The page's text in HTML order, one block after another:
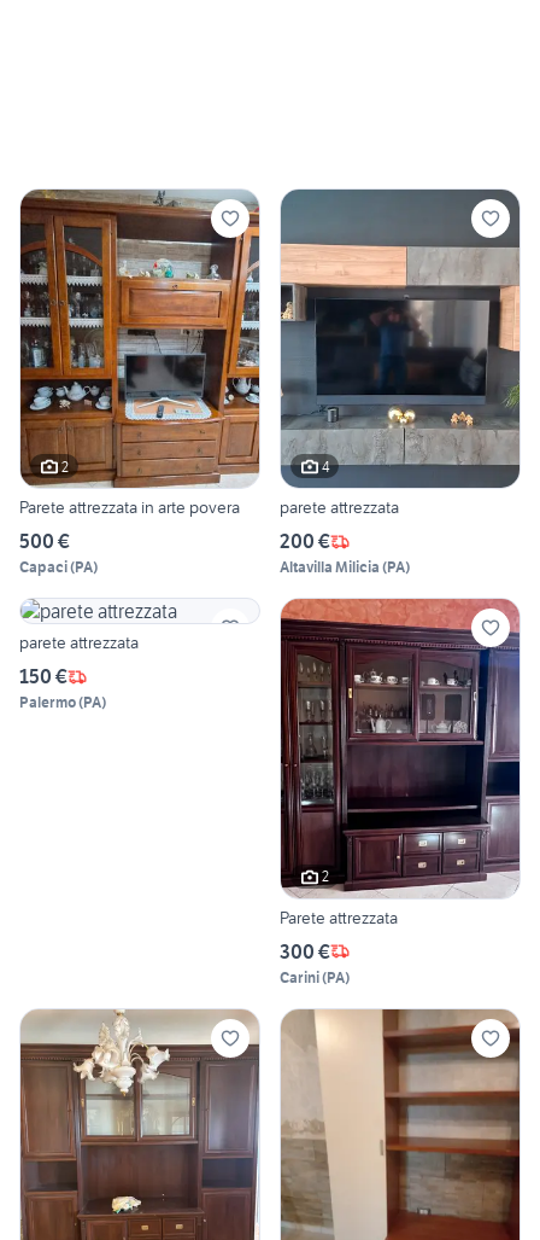
2
Parete attrezzata in arte povera
500 €
Capaci(PA)
4
parete attrezzata
200 €
Altavilla Milicia (PA)
parete attrezzata
150 €
Palermo(PA)
2
Parete attrezzata
300 €
Carini(PA)